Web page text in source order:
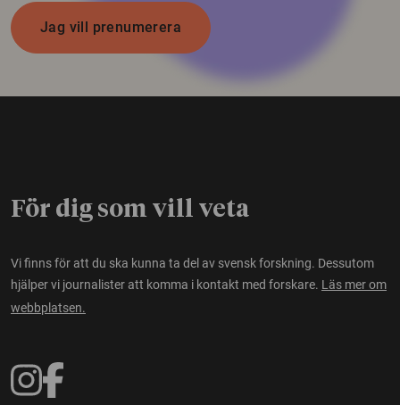
Jag vill prenumerera
För dig som vill veta
Vi finns för att du ska kunna ta del av svensk forskning. Dessutom
hjälper vi journalister att komma i kontakt med forskare. Läs mer om
webbplatsen.